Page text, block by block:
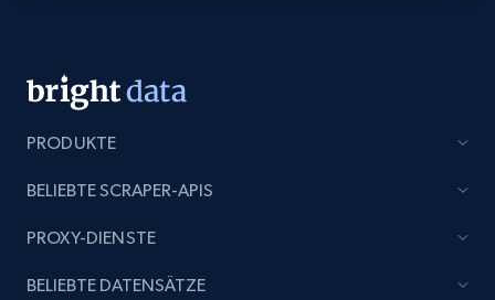
PRODUKTE
BELIEBTE SCRAPER-APIS
PROXY-DIENSTE
BELIEBTE DATENSÄTZE